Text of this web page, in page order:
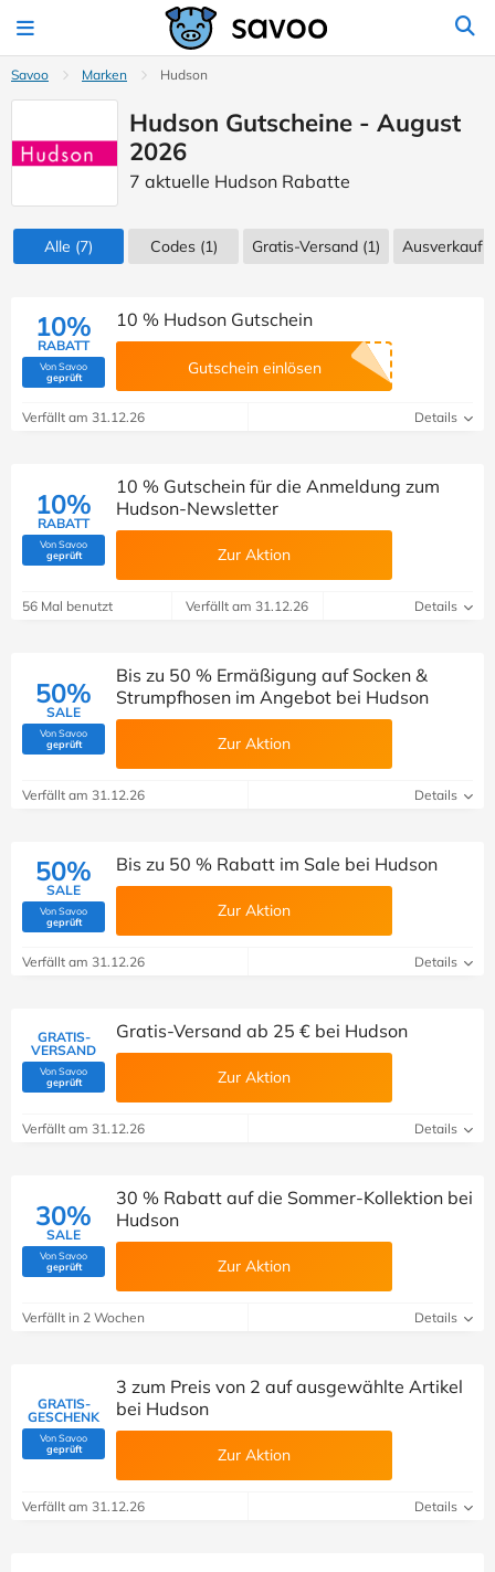
Savoo Marken Hudson
Hudson Gutscheine - August
2026
7 aktuelle Hudson Rabatte
Alle (7) Codes(1) Gratis-Versand (1) Ausverkauf
10%
RABATT
Von Savoo
geprüft(Von Savoo geprüft)
10 % Hudson Gutschein
Gutschein einlösen
Verfällt am 31.12.26 Details
10%
RABATT
Von Savoo
geprüft(Von Savoo geprüft)
10 % Gutschein für die Anmeldung zum
Hudson-Newsletter
Zur Aktion
56 Mal benutzt Verfällt am 31.12.26 Details
50%
SALE
Von Savoo
geprüft(Von Savoo geprüft)
Bis zu 50 % Ermäßigung auf Socken &
Strumpfhosen im Angebot bei Hudson
Zur Aktion
Verfällt am 31.12.26 Details
50%
SALE
Von Savoo
geprüft(Von Savoo geprüft)
Bis zu 50 % Rabatt im Sale bei Hudson
Zur Aktion
Verfällt am 31.12.26 Details
GRATIS-
VERSAND
Von Savoo
geprüft(Von Savoo geprüft)
Gratis-Versand ab 25 € bei Hudson
Zur Aktion
Verfällt am 31.12.26 Details
30%
SALE
Von Savoo
geprüft(Von Savoo geprüft)
30 % Rabatt auf die Sommer-Kollektion bei
Hudson
Zur Aktion
Verfällt in 2 Wochen Details
GRATIS-
GESCHENK
Von Savoo
geprüft(Von Savoo geprüft)
3 zum Preis von 2 auf ausgewählte Artikel
bei Hudson
Zur Aktion
Verfällt am 31.12.26 Details